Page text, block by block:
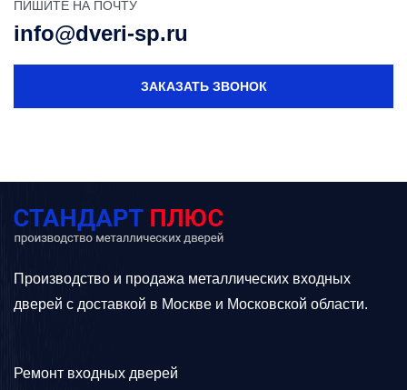
ПИШИТЕ НА ПОЧТУ
info@dveri-sp.ru
ЗАКАЗАТЬ ЗВОНОК
Производство и продажа металлических входных
дверей с доставкой в Москве и Московской области.
Ремонт входных дверей